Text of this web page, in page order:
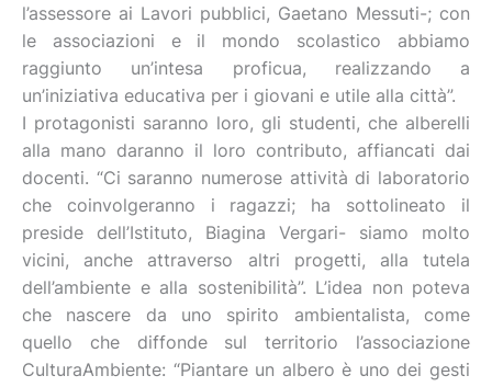
l’assessore ai Lavori pubblici, Gaetano Messuti-; con
le associazioni e il mondo scolastico abbiamo
raggiunto un’intesa proficua, realizzando a
un’iniziativa educativa per i giovani e utile alla città”.
I protagonisti saranno loro, gli studenti, che alberelli
alla mano daranno il loro contributo, affiancati dai
docenti. “Ci saranno numerose attività di laboratorio
che coinvolgeranno i ragazzi; ha sottolineato il
preside dell’Istituto, Biagina Vergari- siamo molto
vicini, anche attraverso altri progetti, alla tutela
dell’ambiente e alla sostenibilità”. L’idea non poteva
che nascere da uno spirito ambientalista, come
quello che diffonde sul territorio l’associazione
CulturaAmbiente: “Piantare un albero è uno dei gesti